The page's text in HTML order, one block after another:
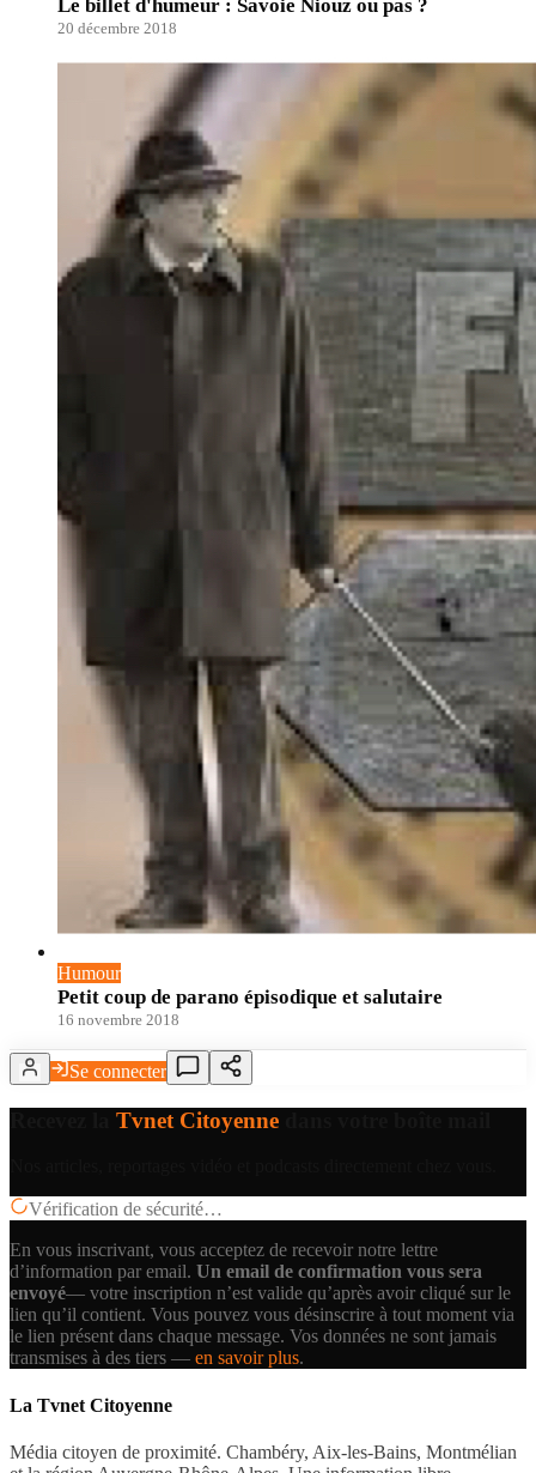
Le billet d'humeur : Savoie Niouz ou pas ?
20 décembre 2018
Humour
Petit coup de parano épisodique et salutaire
16 novembre 2018
Se connecter
Tvnet Citoyenne
Vérification de sécurité…
En vous inscrivant, vous acceptez de recevoir notre lettre
d’information par email. Un email de confirmation vous sera
envoyé— votre inscription n’est valide qu’après avoir cliqué sur le
lien qu’il contient. Vous pouvez vous désinscrire à tout moment via
le lien présent dans chaque message. Vos données ne sont jamais
transmises à des tiers — en savoir plus.
La Tvnet Citoyenne
Média citoyen de proximité. Chambéry, Aix-les-Bains, Montmélian